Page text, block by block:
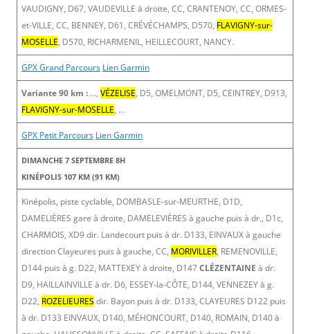
VAUDIGNY, D67, VAUDEVILLE à droite, CC, CRANTENOY, CC, ORMES-
et-VILLE, CC, BENNEY, D61, CRÉVÉCHAMPS, D570, FLAVIGNY-sur-
MOSELLE, D570, RICHARMENIL, HEILLECOURT, NANCY.
GPX Grand Parcours Lien Garmin
Variante 90 km : …, VÉZELISE, D5, OMELMONT, D5, CEINTREY, D913,
FLAVIGNY-sur-MOSELLE, …
GPX Petit Parcours Lien Garmin
DIMANCHE 7 SEPTEMBRE 8H
KINÉPOLIS 107 KM (91 KM)
Kinépolis, piste cyclable, DOMBASLE-sur-MEURTHE, D1D,
DAMELIÈRES gare à droite, DAMELEVIÈRES à gauche puis à dr., D1c,
CHARMOIS, XD9 dir. Landecourt puis à dr. D133, EINVAUX à gauche
direction Clayeures puis à gauche, CC, MORIVILLER, REMENOVILLE,
D144 puis à g. D22, MATTEXEY à droite, D147CLÉZENTAINE à dr.
D9, HAILLAINVILLE à dr. D6, ESSEY-la-CÔTE, D144, VENNEZEY à g.
D22, ROZELIEURES dir. Bayon puis à dr. D133, CLAYEURES D122 puis
à dr. D133 EINVAUX, D140, MÉHONCOURT, D140, ROMAIN, D140 à